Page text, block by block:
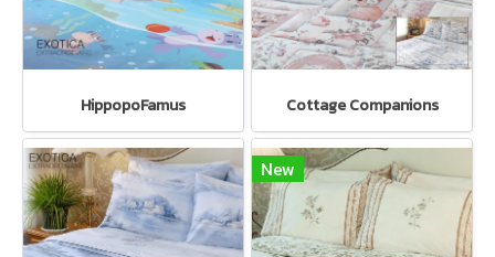
HippopoFamus Cottage Companions
New